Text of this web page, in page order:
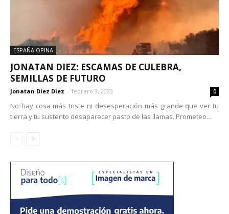
ESPAÑA OPINA
JONATAN DIEZ: ESCAMAS DE CULEBRA,
SEMILLAS DE FUTURO
Jonatan Diez Diez - febrero 3, 2023 0
No hay cosa más triste ni desesperación más grande que ver tu
tierra y tu sustento desaparecer pasto de las llamas. Prometeo...